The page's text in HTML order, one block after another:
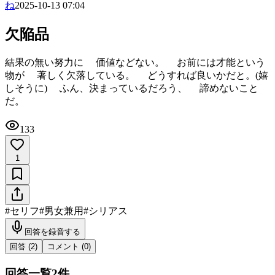
ね2025-10-13 07:04
欠陥品
結果の無い努力に 価値などない。 お前には才能という
物が 著しく欠落している。 どうすれば良いかだと。(嬉
しそうに) ふん、決まっているだろう、 諦めないこと
だ。
133
1
#セリフ#男女兼用#シリアス
回答を録音する
回答 (2) コメント (0)